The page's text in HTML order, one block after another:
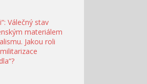
Válečný stav
materiálem
Jakou roli